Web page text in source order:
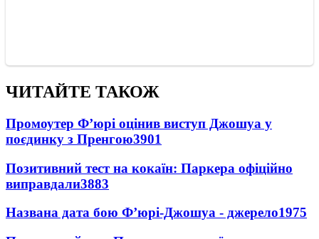
ЧИТАЙТЕ ТАКОЖ
Промоутер Ф’юрі оцінив виступ Джошуа у
поєдинку з Пренгою3901
Позитивний тест на кокаїн: Паркера офіційно
виправдали3883
Названа дата бою Ф’юрі-Джошуа - джерело1975